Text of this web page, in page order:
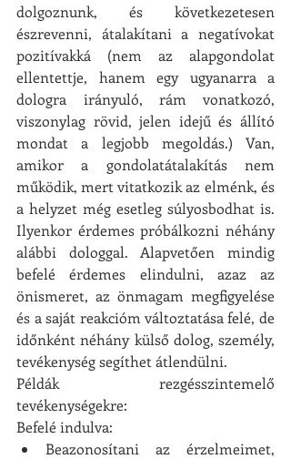
dolgoznunk, és következetesen
észrevenni, átalakítani a negatívokat
pozitívakká (nem az alapgondolat
ellentettje, hanem egy ugyanarra a
dologra irányuló, rám vonatkozó,
viszonylag rövid, jelen idejű és állító
mondat a legjobb megoldás.) Van,
amikor a gondolatátalakítás nem
működik, mert vitatkozik az elménk, és
a helyzet még esetleg súlyosbodhat is.
Ilyenkor érdemes próbálkozni néhány
alábbi dologgal. Alapvetően mindig
befelé érdemes elindulni, azaz az
önismeret, az önmagam megfigyelése
és a saját reakcióm változtatása felé, de
időnként néhány külső dolog, személy,
tevékenység segíthet átlendülni.
Példák rezgésszintemelő
tevékenységekre:
Befelé indulva:
Beazonosítani az érzelmeimet,